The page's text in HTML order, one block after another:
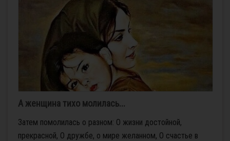
А женщина тихо молилась...
Затем помолилась о разном: О жизни достойной,
прекрасной, О дружбе, о мире желанном, О счастье в